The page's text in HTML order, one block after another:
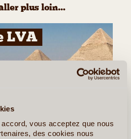
vous acceptez que nous
des cookies nous
plus loin...
LVA
©
Pyramides de Gizeh